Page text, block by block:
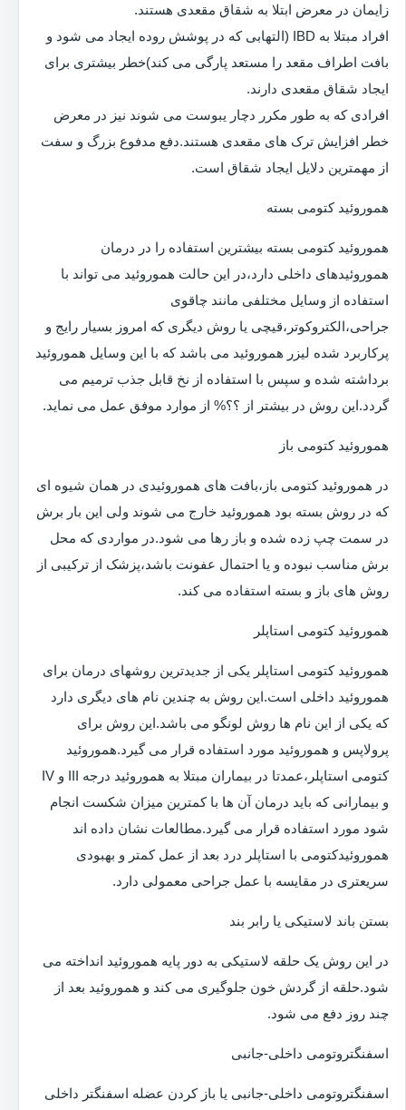
زایمان در معرض ابتلا به شقاق مقعدی هستند.
افراد مبتلا به IBD (التهابی که در پوشش روده ایجاد می شود و
بافت اطراف مقعد را مستعد پارگی می کند)خطر بیشتری برای
ایجاد شقاق مقعدی دارند.
افرادی که به طور مکرر دچار یبوست می شوند نیز در معرض
خطر افزایش ترک های مقعدی هستند.دفع مدفوع بزرگ و سفت
از مهمترین دلایل ایجاد شقاق است.
هموروئید کتومی بسته
هموروئید کتومی بسته بیشترین استفاده را در درمان
هموروئیدهای داخلی دارد،در این حالت هموروئید می تواند با
استفاده از وسایل مختلفی مانند چاقوی
جراحی،الکتروکوتر،قیچی یا روش دیگری که امروز بسیار رایج و
پرکاربرد شده لیزر هموروئید می باشد که با این وسایل هموروئید
برداشته شده و سپس با استفاده از نخ قابل جذب ترمیم می
گردد.این روش در بیشتر از ؟؟% از موارد موفق عمل می نماید.
هموروئید کتومی باز
در هموروئید کتومی باز،بافت های هموروئیدی در همان شیوه ای
که در روش بسته بود هموروئید خارج می شوند ولی این بار برش
در سمت چپ زده شده و باز رها می شود.در مواردی که محل
برش مناسب نبوده و یا احتمال عفونت باشد،پزشک از ترکیبی از
روش های باز و بسته استفاده می کند.
هموروئید کتومی استاپلر
هموروئید کتومی استاپلر یکی از جدیدترین روشهای درمان برای
هموروئید داخلی است.این روش به چندین نام های دیگری دارد
که یکی از این نام ها روش لونگو می باشد.این روش برای
پرولاپس و هموروئید مورد استفاده قرار می گیرد.هموروئید
کتومی استاپلر،عمدتا در بیماران مبتلا به هموروئید درجه III و IV
و بیمارانی که باید درمان آن ها با کمترین میزان شکست انجام
شود مورد استفاده قرار می گیرد.مطالعات نشان داده اند
هموروئیدکتومی با استاپلر درد بعد از عمل کمتر و بهبودی
سریعتری در مقایسه با عمل جراحی معمولی دارد.
بستن باند لاستیکی یا رابر بند
در این روش یک حلقه لاستیکی به دور پایه هموروئید انداخته می
شود.حلقه از گردش خون جلوگیری می کند و هموروئید بعد از
چند روز دفع می شود.
اسفنگتروتومی داخلی-جانبی
اسفنگتروتومی داخلی-جانبی یا باز کردن عضله اسفنگتر داخلی